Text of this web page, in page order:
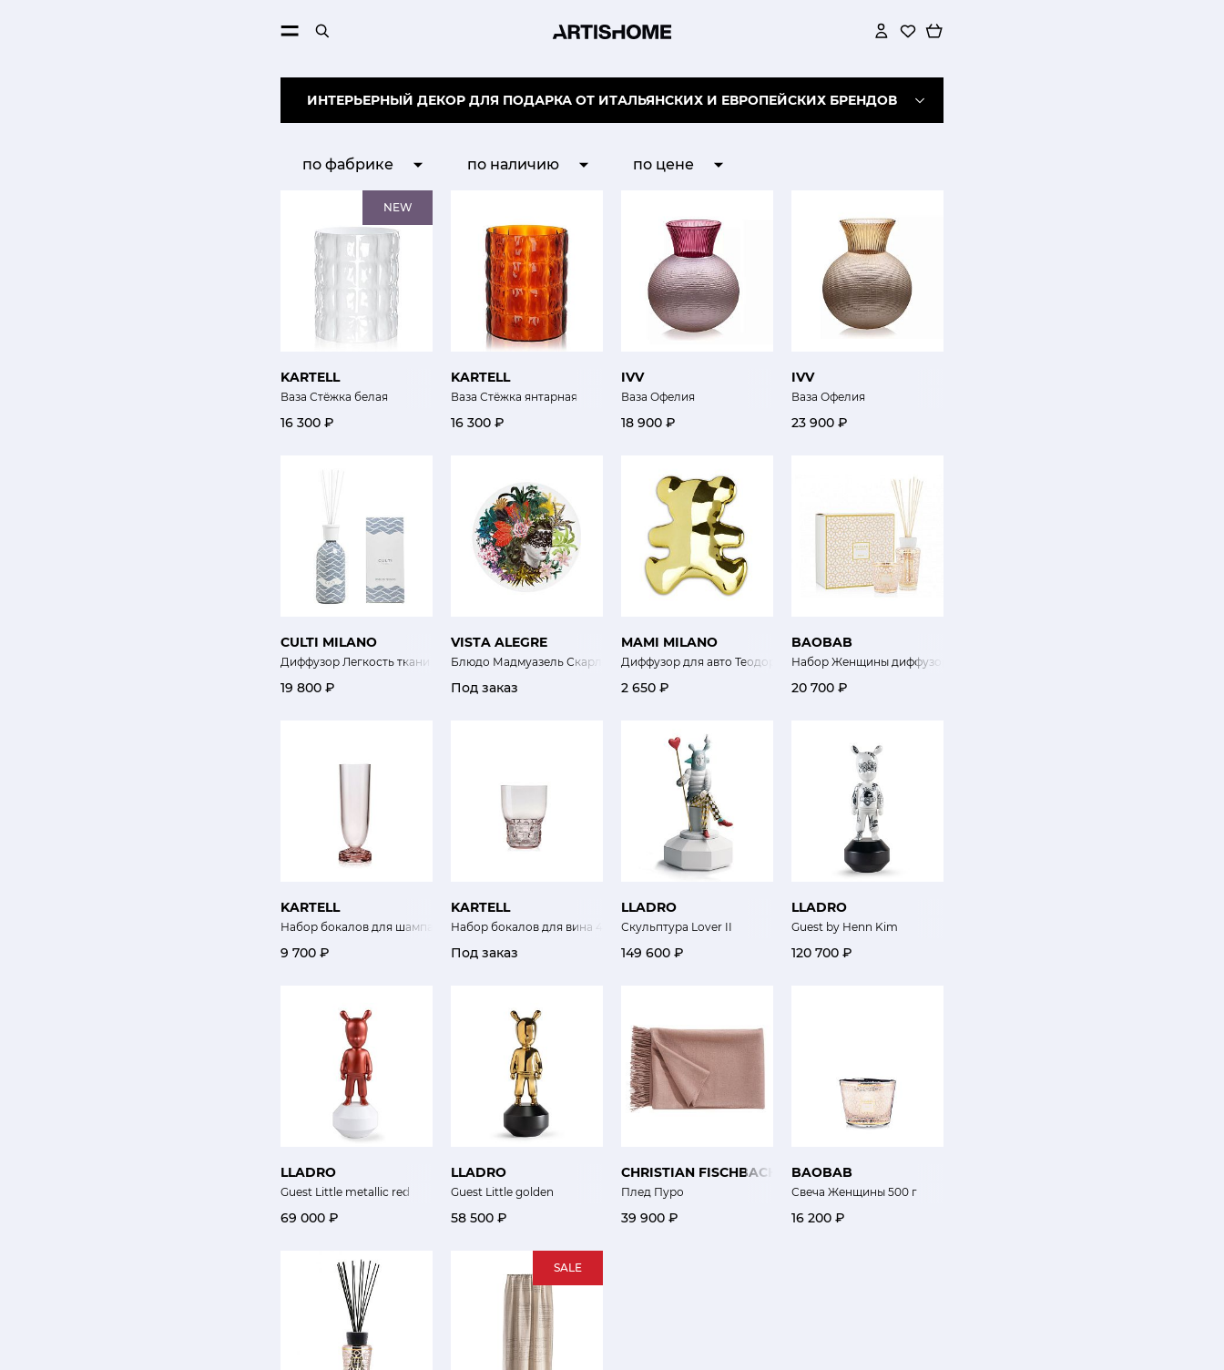
ИНТЕРЬЕРНЫЙ ДЕКОР ДЛЯ ПОДАРКА ОТ ИТАЛЬЯНСКИХ И ЕВРОПЕЙСКИХ БРЕНДОВ
по фабрике по наличию по цене
NEW
KARTELL
Ваза Стёжка белая
16 300 ₽
KARTELL
Ваза Стёжка янтарная
16 300 ₽
IVV
Ваза Офелия
18 900 ₽
IVV
Ваза Офелия
23 900 ₽
CULTI MILANO
Диффузор Легкость ткани Onde di Tessuto Stile 500мл
19 800 ₽
VISTA ALEGRE
Блюдо Мадмуазель Скарлет
Под заказ
MAMI MILANO
Диффузор для авто Теодоро золотой
2 650 ₽
BAOBAB
Набор Женщины диффузор 250 мл, свеча 190 г
20 700 ₽
KARTELL
Набор бокалов для шампанского 4шт Коллекция Желе
9 700 ₽
KARTELL
Набор бокалов для вина 4шт Коллекция Желе
Под заказ
LLADRO
Скульптура Lover II
149 600 ₽
LLADRO
Guest by Henn Kim
120 700 ₽
LLADRO
Guest Little metallic red
69 000 ₽
LLADRO
Guest Little golden
58 500 ₽
CHRISTIAN FISCHBACHER
Плед Пуро
39 900 ₽
BAOBAB
Свеча Женщины 500 г
16 200 ₽
SALE